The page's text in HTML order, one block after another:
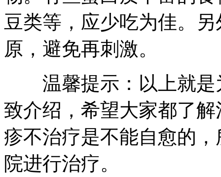
豆类等，应少吃为佳。
原，避免再刺激。
温馨提示：以上就是
致介绍，希望大家都了
疹不治疗是不能自愈的
院进行治疗。